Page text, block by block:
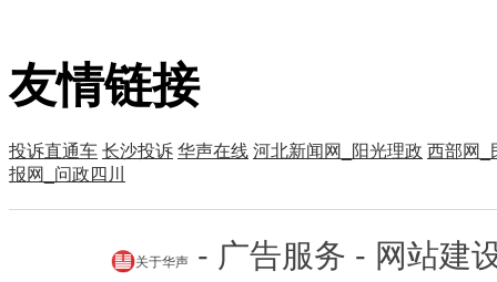
友情链接
投诉直通车 长沙投诉 华声在线 河北新闻网_阳光理政 西部网_
报网_问政四川
关于华声 - 广告服务 - 网站建